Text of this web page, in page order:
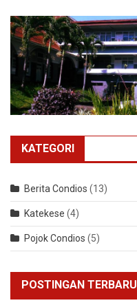
KATEGORI
Berita Condios (13)
Katekese (4)
Pojok Condios (5)
POSTINGAN TERBARU